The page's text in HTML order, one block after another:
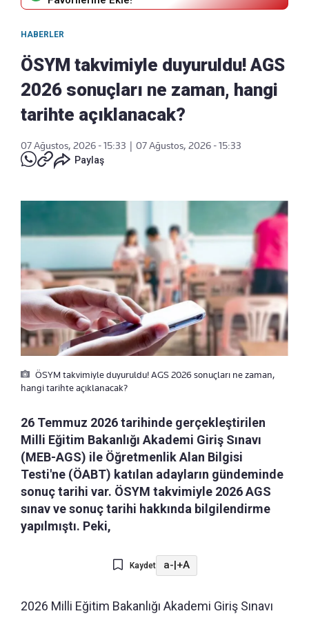
HABERLER
ÖSYM takvimiyle duyuruldu! AGS
2026 sonuçları ne zaman, hangi
tarihte açıklanacak?
07 Ağustos, 2026 - 15:33
07 Ağustos, 2026 - 15:33
Paylaş
ÖSYM takvimiyle duyuruldu! AGS 2026 sonuçları ne zaman,
hangi tarihte açıklanacak?
26 Temmuz 2026 tarihinde gerçekleştirilen
Milli Eğitim Bakanlığı Akademi Giriş Sınavı
(MEB-AGS) ile Öğretmenlik Alan Bilgisi
Testi'ne (ÖABT) katılan adayların gündeminde
sonuç tarihi var. ÖSYM takvimiyle 2026 AGS
sınav ve sonuç tarihi hakkında bilgilendirme
yapılmıştı. Peki,
Kaydet a- +A
2026 Milli Eğitim Bakanlığı Akademi Giriş Sınavı